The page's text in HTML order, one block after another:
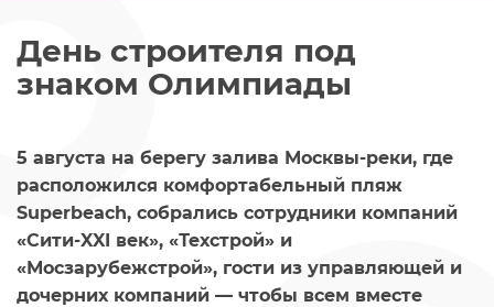
День строителя под
знаком Олимпиады
5 августа на берегу залива Москвы-реки, где
расположился комфортабельный пляж
Superbeach, собрались сотрудники компаний
«Сити-XXI век», «Техстрой» и
«Мосзарубежстрой», гости из управляющей и
дочерних компаний — чтобы всем вместе